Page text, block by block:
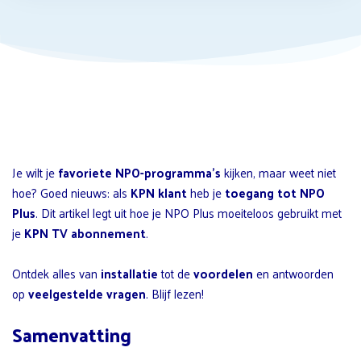
Je wilt jefavoriete NPO-programma’skijken, maar weet niet
hoe? Goed nieuws: als KPN klantheb jetoegang tot NPO
Plus. Dit artikel legt uit hoe je NPO Plus moeiteloos gebruikt met
jeKPN TV abonnement.
Ontdek alles van installatietot devoordelenen antwoorden
opveelgestelde vragen. Blijf lezen!
Samenvatting